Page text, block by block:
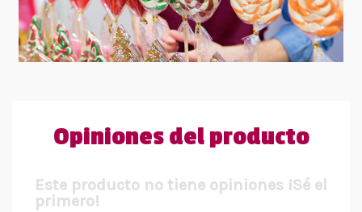
Opiniones del producto
Este producto no tiene opiniones ¡Sé el
primero!